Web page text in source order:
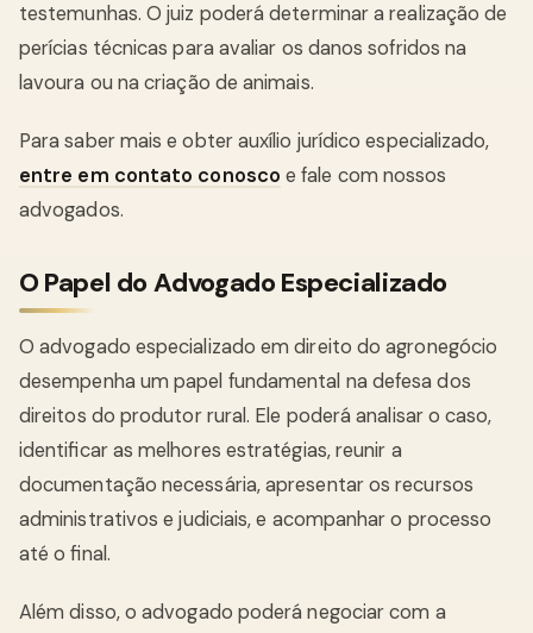
testemunhas. O juiz poderá determinar a realização de
perícias técnicas para avaliar os danos sofridos na
lavoura ou na criação de animais.
Para saber mais e obter auxílio jurídico especializado,
entre em contato conosco e fale com nossos
advogados.
O Papel do Advogado Especializado
O advogado especializado em direito do agronegócio
desempenha um papel fundamental na defesa dos
direitos do produtor rural. Ele poderá analisar o caso,
identificar as melhores estratégias, reunir a
documentação necessária, apresentar os recursos
administrativos e judiciais, e acompanhar o processo
até o final.
Além disso, o advogado poderá negociar com a